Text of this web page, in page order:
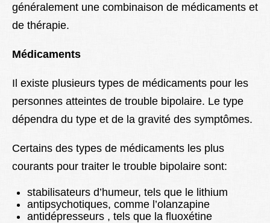
généralement une combinaison de médicaments et
de thérapie.
Médicaments
Il existe plusieurs types de médicaments pour les
personnes atteintes de trouble bipolaire. Le type
dépendra du type et de la gravité des symptômes.
Certains des types de médicaments les plus
courants pour traiter le trouble bipolaire sont:
stabilisateurs d’humeur, tels que le lithium
antipsychotiques, comme l’olanzapine
antidépresseurs , tels que la fluoxétine